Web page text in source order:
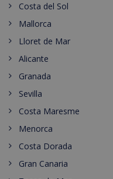
Costa del Sol
Mallorca
Lloret de Mar
Alicante
Granada
Sevilla
Costa Maresme
Menorca
Costa Dorada
Gran Canaria